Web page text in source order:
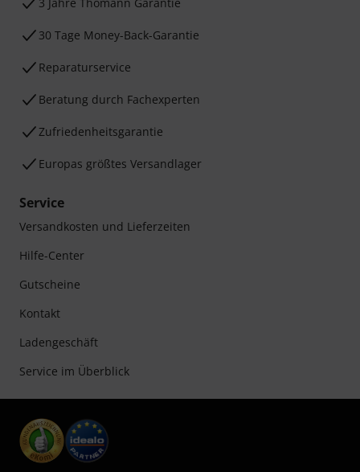
30 Tage Money-Back-Garantie
Reparaturservice
Beratung durch Fachexperten
Zufriedenheitsgarantie
Europas größtes Versandlager
Service
Versandkosten und Lieferzeiten
Hilfe-Center
Gutscheine
Kontakt
Ladengeschäft
Service im Überblick